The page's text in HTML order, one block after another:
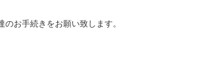
お手続きをお願い致します。